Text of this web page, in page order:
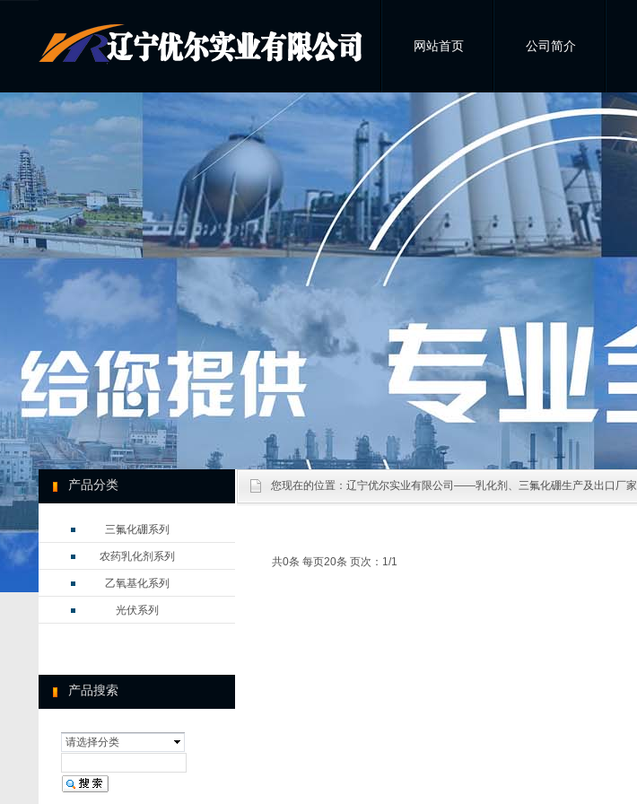
网站首页 公司简介
产品搜索
请选择分类
您现在的位置： 辽宁优尔实业有限公司——乳化剂、三氟化硼生产及出口厂家
产品分类
三氟化硼系列
农药乳化剂系列
乙氧基化系列
光伏系列
共0条 每页20条 页次：1/1